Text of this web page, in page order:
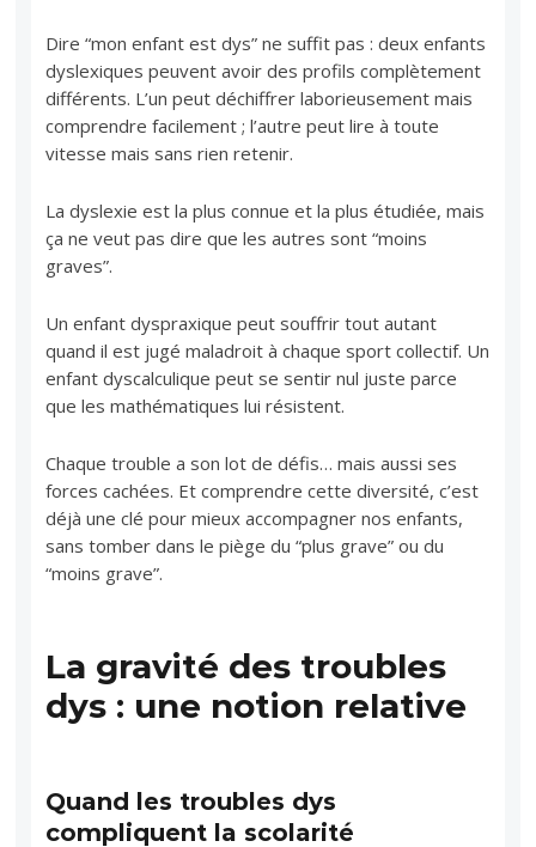
Dire “mon enfant est dys” ne suffit pas : deux enfants
dyslexiques peuvent avoir des profils complètement
différents. L’un peut déchiffrer laborieusement mais
comprendre facilement ; l’autre peut lire à toute
vitesse mais sans rien retenir.
La dyslexie est la plus connue et la plus étudiée, mais
ça ne veut pas dire que les autres sont “moins
graves”.
Un enfant dyspraxique peut souffrir tout autant
quand il est jugé maladroit à chaque sport collectif. Un
enfant dyscalculique peut se sentir nul juste parce
que les mathématiques lui résistent.
Chaque trouble a son lot de défis… mais aussi ses
forces cachées. Et comprendre cette diversité, c’est
déjà une clé pour mieux accompagner nos enfants,
sans tomber dans le piège du “plus grave” ou du
“moins grave”.
La gravité des troubles
dys : une notion relative
Quand les troubles dys
compliquent la scolarité